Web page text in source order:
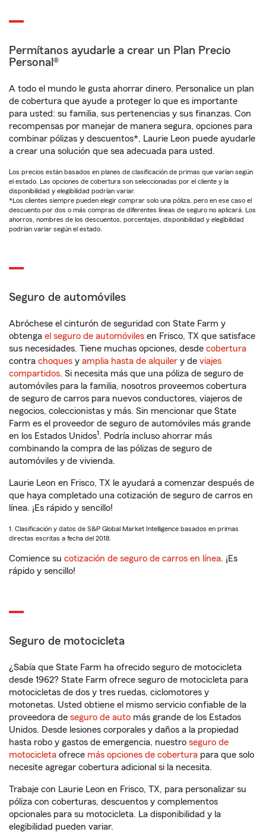
Permítanos ayudarle a crear un Plan Precio
Personal®
A todo el mundo le gusta ahorrar dinero. Personalice un plan
de cobertura que ayude a proteger lo que es importante
para usted: su familia, sus pertenencias y sus finanzas. Con
recompensas por manejar de manera segura, opciones para
combinar pólizas y descuentos*, Laurie Leon puede ayudarle
a crear una solución que sea adecuada para usted.
Los precios están basados en planes de clasificación de primas que varían según
el estado. Las opciones de cobertura son seleccionadas por el cliente y la
disponibilidad y elegibilidad podrían variar.
*Los clientes siempre pueden elegir comprar solo una póliza, pero en ese caso el
descuento por dos o más compras de diferentes líneas de seguro no aplicará. Los
ahorros, nombres de los descuentos, porcentajes, disponibilidad y elegibilidad
podrían variar según el estado.
Seguro de automóviles
Abróchese el cinturón de seguridad con State Farm y
obtenga el seguro de automóviles en Frisco, TX que satisface
sus necesidades. Tiene muchas opciones, desde cobertura
contra choques y amplia hasta de alquiler y de viajes
compartidos. Si necesita más que una póliza de seguro de
automóviles para la familia, nosotros proveemos cobertura
de seguro de carros para nuevos conductores, viajeros de
negocios, coleccionistas y más. Sin mencionar que State
Farm es el proveedor de seguro de automóviles más grande
en los Estados Unidos1. Podría incluso ahorrar más
combinando la compra de las pólizas de seguro de
automóviles y de vivienda.
Laurie Leon en Frisco, TX le ayudará a comenzar después de
que haya completado una cotización de seguro de carros en
línea. ¡Es rápido y sencillo!
1. Clasificación y datos de S&P Global Market Intelligence basados en primas
directas escritas a fecha del 2018.
Comience su cotización de seguro de carros en línea. ¡Es
rápido y sencillo!
Seguro de motocicleta
¿Sabía que State Farm ha ofrecido seguro de motocicleta
desde 1962? State Farm ofrece seguro de motocicleta para
motocicletas de dos y tres ruedas, ciclomotores y
motonetas. Usted obtiene el mismo servicio confiable de la
proveedora de seguro de auto más grande de los Estados
Unidos. Desde lesiones corporales y daños a la propiedad
hasta robo y gastos de emergencia, nuestro seguro de
motocicleta ofrece más opciones de cobertura para que solo
necesite agregar cobertura adicional si la necesita.
Trabaje con Laurie Leon en Frisco, TX, para personalizar su
póliza con coberturas, descuentos y complementos
opcionales para su motocicleta. La disponibilidad y la
elegibilidad pueden variar.